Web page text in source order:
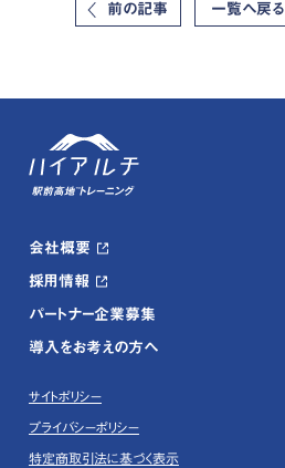
前の記事 一覧へ戻る
会社概要
採用情報
パートナー企業募集
導入をお考えの方へ
サイトポリシー
プライバシーポリシー
特定商取引法に基づく表示